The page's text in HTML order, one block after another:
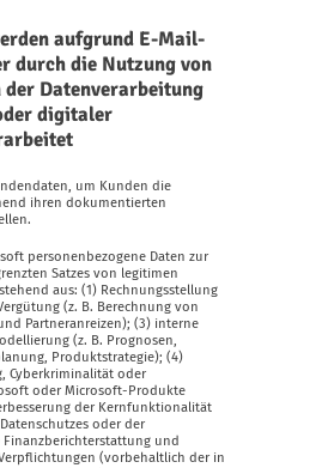
aufgrund E-Mail-
durch die Nutzung von
der Datenverarbeitung
digitaler
um Kunden die
ihren dokumentierten
personenbezogene Daten zur
Satzes von legitimen
aus: (1) Rechnungsstellung
(z. B. Berechnung von
Partneranreizen); (3) interne
(z. B. Prognosen,
Produktstrategie); (4)
Cyberkriminalität oder
oder Microsoft-Produkte
der Kernfunktionalität
oder der
Finanzberichterstattung und
(vorbehaltlich der in